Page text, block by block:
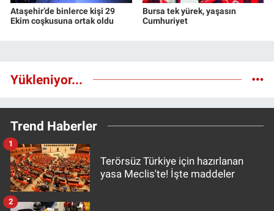
Ataşehir’de binlerce kişi 29
Ekim coşkusuna ortak oldu
Bursa tek yürek, yaşasın
Cumhuriyet
Yükleniyor...
Trend Haberler
Terörsüz Türkiye için hazırlanan
yasa Meclis'te! İşte maddeler
1
2